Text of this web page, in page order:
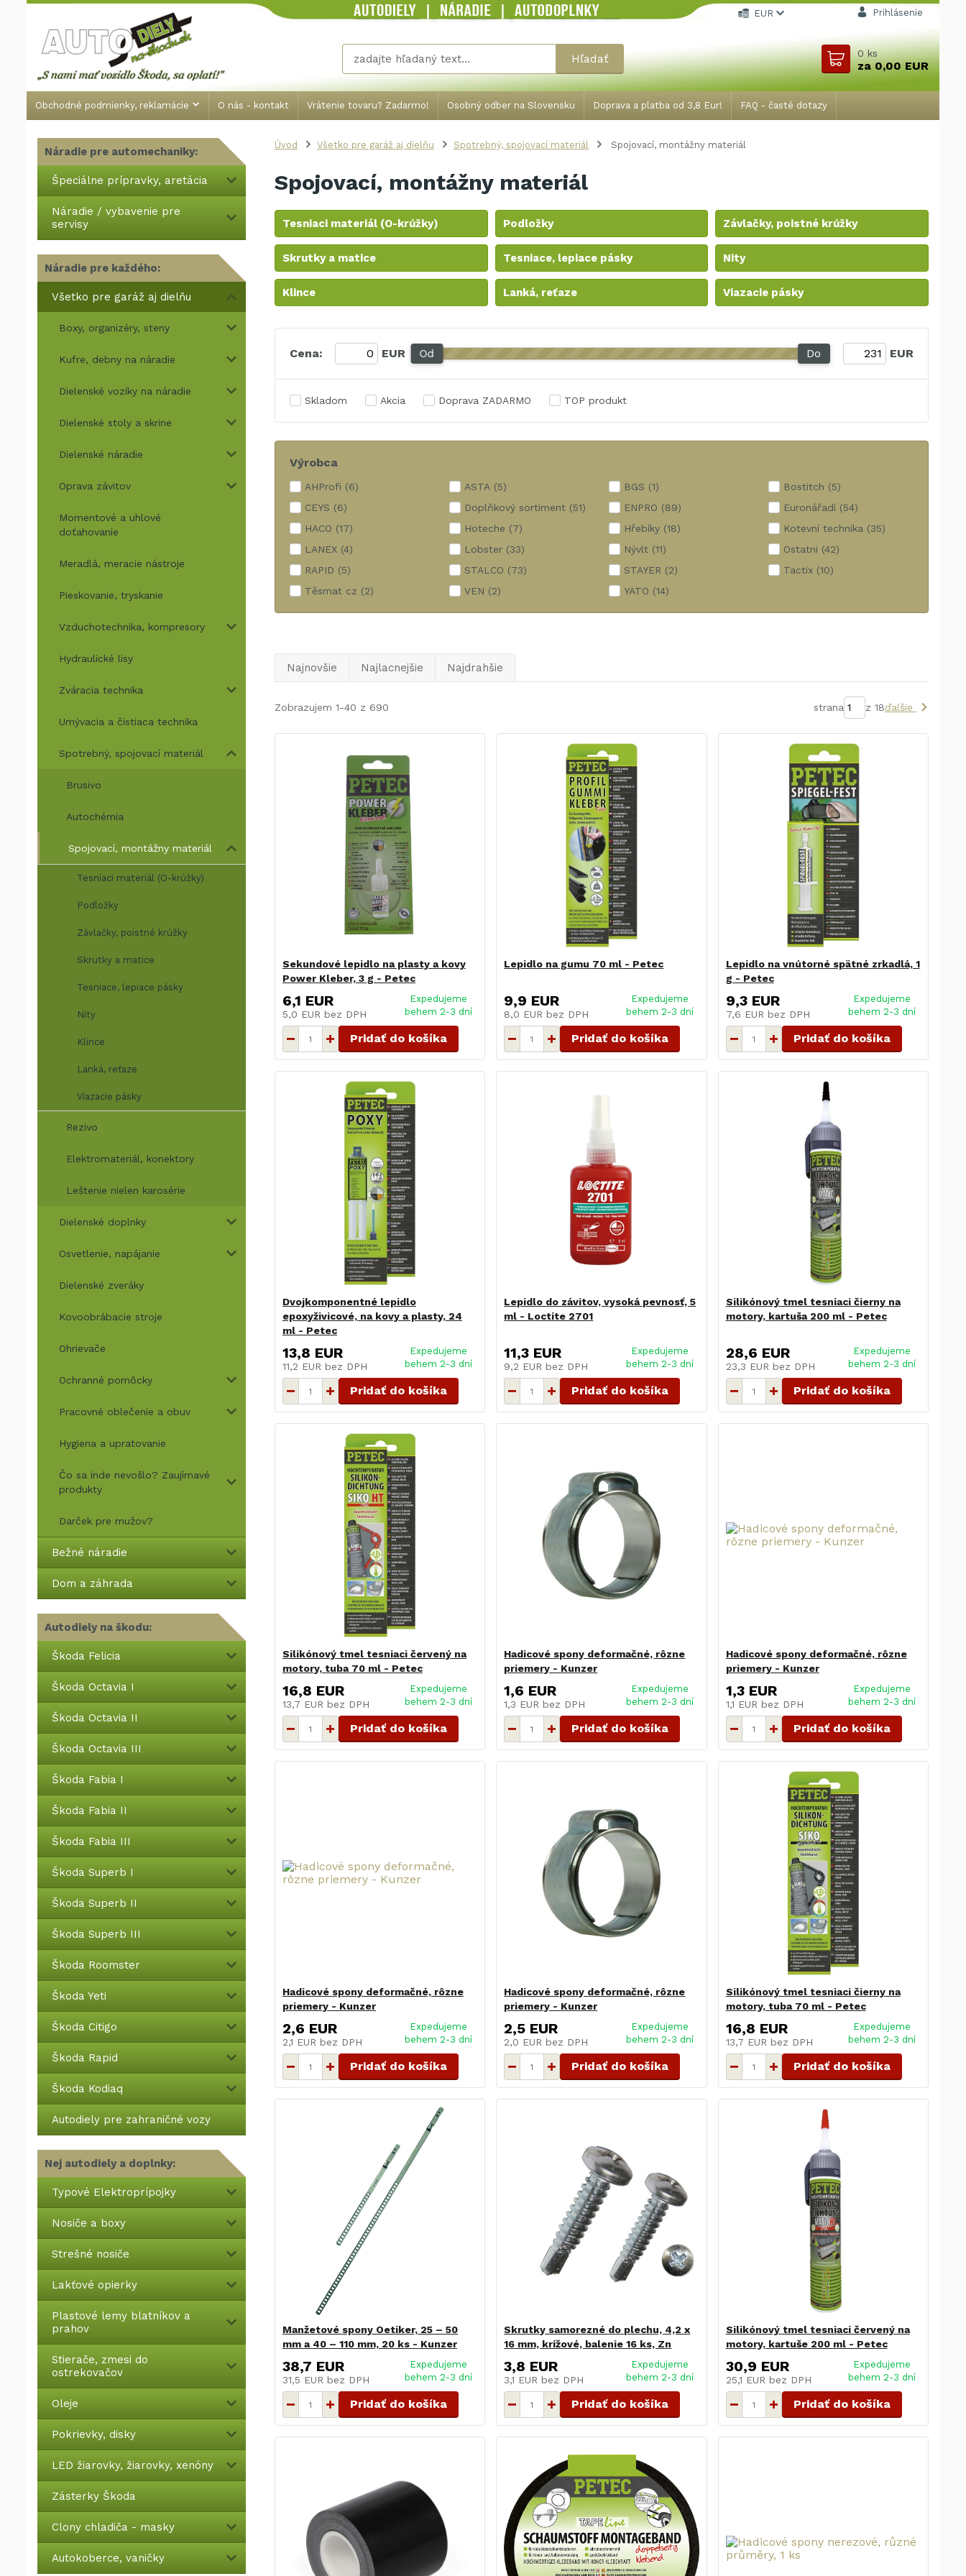
Obchodné podmienky, reklamácie O nás - kontakt Vrátenie tovaru? Zadarmo! Osobný odber na Slovensku Doprava a platba od 3,8 Eur! FAQ - časté dotazy
EUR Prihlásenie
Hľadať 0ks
za0,00 EUR
Náradie pre automechaniky:
Špeciálne prípravky, aretácia
Náradie / vybavenie pre
servisy
Náradie pre každého:
Všetko pre garáž aj dielňu
Boxy, organizéry, steny
Kufre, debny na náradie
Dielenské vozíky na náradie
Dielenské stoly a skrine
Dielenské náradie
Oprava závitov
Momentové a uhlové
doťahovanie
Meradlá, meracie nástroje
Pieskovanie, tryskanie
Vzduchotechnika, kompresory
Hydraulické lisy
Zváracia technika
Umývacia a čistiaca technika
Spotrebný, spojovací materiál
Brusivo
Autochémia
Spojovací, montážny materiál
Tesniaci materiál (O-krúžky)
Podložky
Závlačky, poistné krúžky
Skrutky a matice
Tesniace, lepiace pásky
Nity
Klince
Lanká, reťaze
Viazacie pásky
Rezivo
Elektromateriál, konektory
Leštenie nielen karosérie
Dielenské doplnky
Osvetlenie, napájanie
Dielenské zveráky
Kovoobrábacie stroje
Ohrievače
Ochranné pomôcky
Pracovné oblečenie a obuv
Hygiena a upratovanie
Čo sa inde nevošlo? Zaujímavé
produkty
Darček pre mužov?
Bežné náradie
Dom a záhrada
Autodiely na škodu:
Škoda Felicia
Škoda Octavia I
Škoda Octavia II
Škoda Octavia III
Škoda Fabia I
Škoda Fabia II
Škoda Fabia III
Škoda Superb I
Škoda Superb II
Škoda Superb III
Škoda Roomster
Škoda Yeti
Škoda Citigo
Škoda Rapid
Škoda Kodiaq
Autodiely pre zahraničné vozy
Nej autodiely a doplnky:
Typové Elektroprípojky
Nosiče a boxy
Strešné nosiče
Lakťové opierky
Plastové lemy blatníkov a
prahov
Stierače, zmesi do
ostrekovačov
Oleje
Pokrievky, disky
LED žiarovky, žiarovky, xenóny
Zásterky Škoda
Clony chladiča - masky
Autokoberce, vaničky
Úvod Všetko pre garáž aj dielňu Spotrebný, spojovací materiál Spojovací, montážny materiál
Spojovací, montážny materiál
Tesniaci materiál (O-krúžky) Podložky Závlačky, poistné krúžky
Skrutky a matice Tesniace, lepiace pásky Nity
Klince Lanká, reťaze Viazacie pásky
Cena: EUR Od Do EUR
Skladom Akcia Doprava ZADARMO TOP produkt
Výrobca
AHProfi (6) ASTA (5) BGS (1) Bostitch (5)
CEYS (6) Doplňkový sortiment (51) ENPRO (89) Euronářadí (54)
HACO (17) Hoteche (7) Hřebíky (18) Kotevní technika (35)
LANEX (4) Lobster (33) Nývlt (11) Ostatni (42)
RAPID (5) STALCO (73) STAYER (2) Tactix (10)
Těsmat cz (2) VEN (2) YATO (14)
Najnovšie Najlacnejšie Najdrahšie
Zobrazujem 1-40 z 690 strana z 18ďalšie
Sekundové lepidlo na plasty a kovy
Power Kleber, 3 g - Petec
6,1 EUR
5,0 EUR bez DPH
Expedujeme
behem 2-3 dní
Pridať do košíka
Lepidlo na gumu 70 ml - Petec
9,9 EUR
8,0 EUR bez DPH
Expedujeme
behem 2-3 dní
Pridať do košíka
Lepidlo na vnútorné spätné zrkadlá, 1
g - Petec
9,3 EUR
7,6 EUR bez DPH
Expedujeme
behem 2-3 dní
Pridať do košíka
Dvojkomponentné lepidlo
epoxyživicové, na kovy a plasty, 24
ml - Petec
13,8 EUR
11,2 EUR bez DPH
Expedujeme
behem 2-3 dní
Pridať do košíka
Lepidlo do závitov, vysoká pevnosť, 5
ml - Loctite 2701
11,3 EUR
9,2 EUR bez DPH
Expedujeme
behem 2-3 dní
Pridať do košíka
Silikónový tmel tesniaci čierny na
motory, kartuša 200 ml - Petec
28,6 EUR
23,3 EUR bez DPH
Expedujeme
behem 2-3 dní
Pridať do košíka
Silikónový tmel tesniaci červený na
motory, tuba 70 ml - Petec
16,8 EUR
13,7 EUR bez DPH
Expedujeme
behem 2-3 dní
Pridať do košíka
Hadicové spony deformačné, rôzne
priemery - Kunzer
1,6 EUR
1,3 EUR bez DPH
Expedujeme
behem 2-3 dní
Pridať do košíka
Hadicové spony deformačné, rôzne
priemery - Kunzer
1,3 EUR
1,1 EUR bez DPH
Expedujeme
behem 2-3 dní
Pridať do košíka
Hadicové spony deformačné, rôzne
priemery - Kunzer
2,6 EUR
2,1 EUR bez DPH
Expedujeme
behem 2-3 dní
Pridať do košíka
Hadicové spony deformačné, rôzne
priemery - Kunzer
2,5 EUR
2,0 EUR bez DPH
Expedujeme
behem 2-3 dní
Pridať do košíka
Silikónový tmel tesniaci čierny na
motory, tuba 70 ml - Petec
16,8 EUR
13,7 EUR bez DPH
Expedujeme
behem 2-3 dní
Pridať do košíka
Manžetové spony Oetiker, 25 – 50
mm a 40 – 110 mm, 20 ks - Kunzer
38,7 EUR
31,5 EUR bez DPH
Expedujeme
behem 2-3 dní
Pridať do košíka
Skrutky samorezné do plechu, 4,2 x
16 mm, krížové, balenie 16 ks, Zn
3,8 EUR
3,1 EUR bez DPH
Expedujeme
behem 2-3 dní
Pridať do košíka
Silikónový tmel tesniaci červený na
motory, kartuše 200 ml - Petec
30,9 EUR
25,1 EUR bez DPH
Expedujeme
behem 2-3 dní
Pridať do košíka